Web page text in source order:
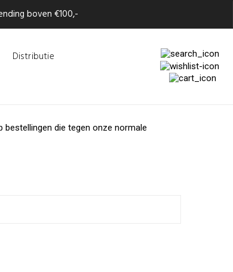
boven €100,-
Distributie
bestellingen die tegen onze normale